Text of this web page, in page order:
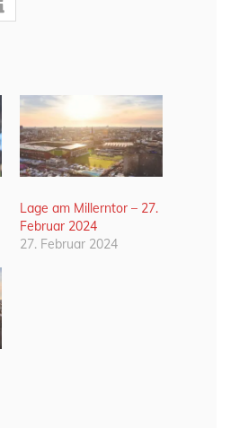
Lage am Millerntor – 27.
Februar 2024
27. Februar 2024